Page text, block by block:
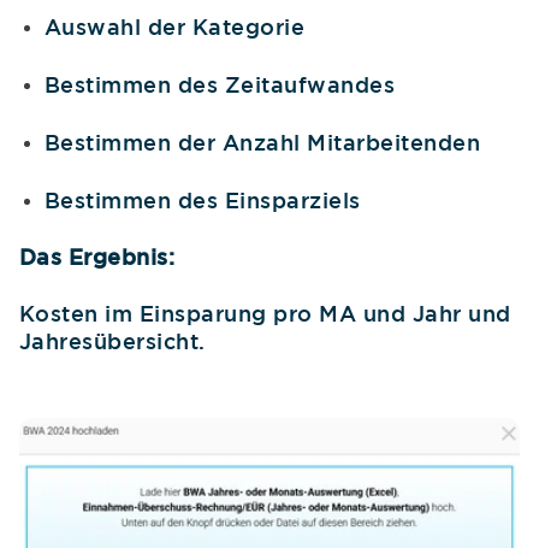
Auswahl der Kategorie
Bestimmen des Zeitaufwandes
Bestimmen der Anzahl Mitarbeitenden
Bestimmen des Einsparziels
Das Ergebnis:
Kosten im Einsparung pro MA und Jahr und
Jahresübersicht.